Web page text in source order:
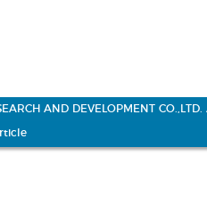
AND DEVELOPMENT CO.,LTD.